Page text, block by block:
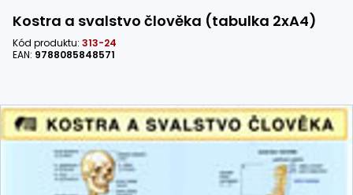
Kostra a svalstvo člověka (tabulka 2xA4)
Kód produktu: 313-24
EAN: 9788085848571